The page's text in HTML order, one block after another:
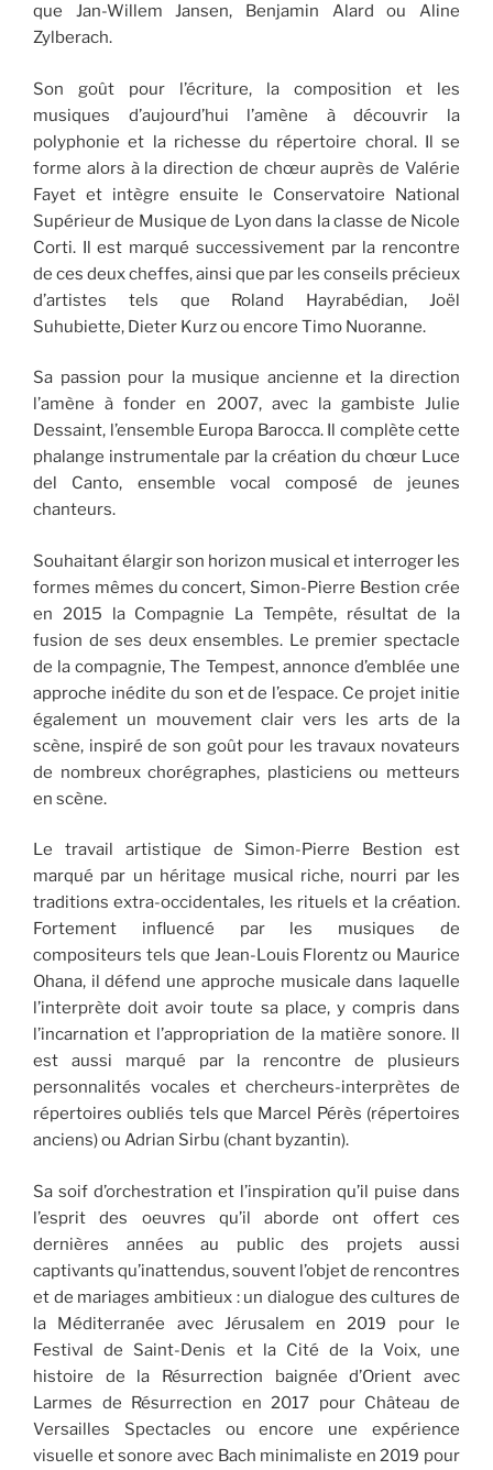
que Jan-Willem Jansen, Benjamin Alard ou Aline
Zylberach.
Son goût pour l’écriture, la composition et les
musiques d’aujourd’hui l’amène à découvrir la
polyphonie et la richesse du répertoire choral. Il se
forme alors à la direction de chœur auprès de Valérie
Fayet et intègre ensuite le Conservatoire National
Supérieur de Musique de Lyon dans la classe de Nicole
Corti. Il est marqué successivement par la rencontre
de ces deux cheffes, ainsi que par les conseils précieux
d’artistes tels que Roland Hayrabédian, Joël
Suhubiette, Dieter Kurz ou encore Timo Nuoranne.
Sa passion pour la musique ancienne et la direction
l’amène à fonder en 2007, avec la gambiste Julie
Dessaint, l’ensemble Europa Barocca. Il complète cette
phalange instrumentale par la création du chœur Luce
del Canto, ensemble vocal composé de jeunes
chanteurs.
Souhaitant élargir son horizon musical et interroger les
formes mêmes du concert, Simon-Pierre Bestion crée
en 2015 la Compagnie La Tempête, résultat de la
fusion de ses deux ensembles. Le premier spectacle
de la compagnie, The Tempest, annonce d’emblée une
approche inédite du son et de l’espace. Ce projet initie
également un mouvement clair vers les arts de la
scène, inspiré de son goût pour les travaux novateurs
de nombreux chorégraphes, plasticiens ou metteurs
en scène.
Le travail artistique de Simon-Pierre Bestion est
marqué par un héritage musical riche, nourri par les
traditions extra-occidentales, les rituels et la création.
Fortement influencé par les musiques de
compositeurs tels que Jean-Louis Florentz ou Maurice
Ohana, il défend une approche musicale dans laquelle
l’interprète doit avoir toute sa place, y compris dans
l’incarnation et l’appropriation de la matière sonore. ll
est aussi marqué par la rencontre de plusieurs
personnalités vocales et chercheurs-interprètes de
répertoires oubliés tels que Marcel Pérès (répertoires
anciens) ou Adrian Sirbu (chant byzantin).
Sa soif d’orchestration et l’inspiration qu’il puise dans
l’esprit des oeuvres qu’il aborde ont offert ces
dernières années au public des projets aussi
captivants qu’inattendus, souvent l’objet de rencontres
et de mariages ambitieux : un dialogue des cultures de
la Méditerranée avec Jérusalem en 2019 pour le
Festival de Saint-Denis et la Cité de la Voix, une
histoire de la Résurrection baignée d’Orient avec
Larmes de Résurrection en 2017 pour Château de
Versailles Spectacles ou encore une expérience
visuelle et sonore avec Bach minimaliste en 2019 pour